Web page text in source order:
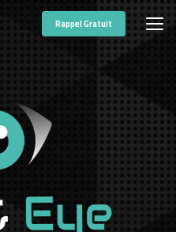
Rappel Gratuit